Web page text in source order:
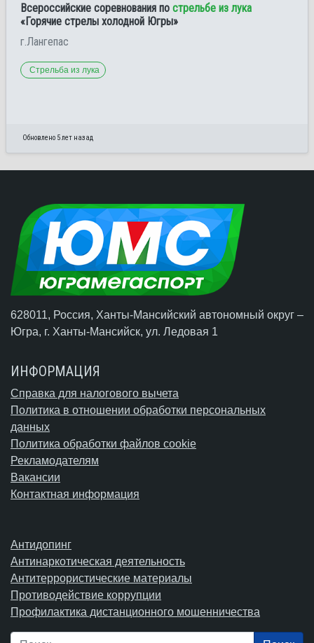
Всероссийские соревнования по стрельбе из лука
«Горячие стрелы холодной Югры»
г.Лангепас
Стрельба из лука
Обновлено 5 лет назад
628011, Россия, Ханты-Мансийский автономный округ –
Югра, г. Ханты-Мансийск, ул. Ледовая 1
ИНФОРМАЦИЯ
Справка для налогового вычета
Политика в отношении обработки персональных
данных
Политика обработки файлов cookie
Рекламодателям
Вакансии
Контактная информация
Антидопинг
Антинаркотическая деятельность
Антитеррористические материалы
Противодействие коррупции
Профилактика дистанционного мошенничества
Поиск